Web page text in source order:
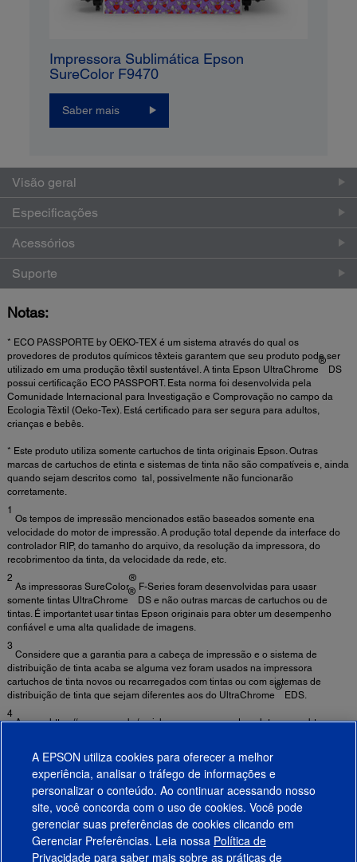
Impressora Sublimática Epson
SureColor F9470
Saber mais
Visão geral
Especificações
Acessórios
Suporte
Notas:
* ECO PASSPORTE by OEKO-TEX é um sistema através do qual os
provedores de produtos químicos têxteis garantem que seu produto pode ser
utilizado em uma produção têxtil sustentável. A tinta Epson UltraChrome
®
DS
possui certificação ECO PASSPORT. Esta norma foi desenvolvida pela
Comunidade Internacional para Investigação e Comprovação no campo da
Ecologia Têxtil (Oeko-Tex). Está certificado para ser segura para adultos,
crianças e bebês.
* Este produto utiliza somente cartuchos de tinta originais Epson. Outras
marcas de cartuchos de etinta e sistemas de tinta não são compatíveis e, ainda
quando sejam descritos como tal, possivelmente não funcionarão
corretamente.
1
Os tempos de impressão mencionados estão baseados somente ena
velocidade do motor de impressão. A produção total depende da interface do
controlador RIP, do tamanho do arquivo, da resolução da impressora, do
recobrimentoo da tinta, da velocidade da rede, etc.
2
As impressoras SureColor
®
F-Series foram desenvolvidas para usasr
somente tintas UltraChrome
®
DS e não outras marcas de cartuchos ou de
tintas. É importantet usar tintas Epson originais para obter um desempenho
confiável e uma alta qualidade de imagens.
3
Considere que a garantia para a cabeça de impressão e o sistema de
distribuição de tinta acaba se alguma vez foram usados na impressora
cartuchos de tinta novos ou recarregados com tintas ou com sistemas de
distribuição de tinta que sejam diferentes aos do UltraChrome
®
EDS.
4
Acesse https://epson.com.br/reciclagem-programa-de-coleta para obter
SmartWay é uma inovadora associação da Agência de Proteção Ambiental
dos EUA que diminui o efeito estufa e outros contaminantes do ar e melhora a
eficiência dos combustíveis.
Produtos
A EPSON utiliza cookies para oferecer a melhor
experiência, analisar o tráfego de informações e
personalizar o conteúdo. Ao continuar acessando nosso
site, você concorda com o uso de cookies. Você pode
gerenciar suas preferências de cookies clicando em
Gerenciar Preferências. Leia nossa Política de
Privacidade para saber mais sobre as práticas de